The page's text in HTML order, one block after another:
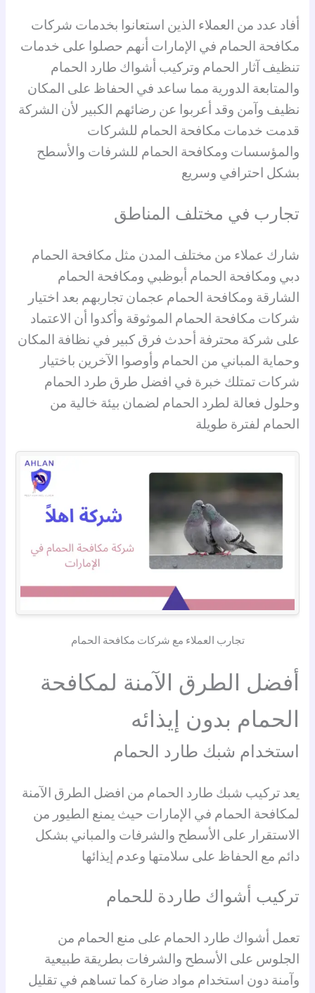
أفاد عدد من العملاء الذين استعانوا بخدمات شركات
مكافحة الحمام في الإمارات أنهم حصلوا على خدمات
تنظيف آثار الحمام وتركيب أشواك طارد الحمام
والمتابعة الدورية مما ساعد في الحفاظ على المكان
نظيف وآمن وقد أعربوا عن رضائهم الكبير لأن الشركة
قدمت خدمات مكافحة الحمام للشركات
والمؤسسات ومكافحة الحمام للشرفات والأسطح
بشكل احترافي وسريع
تجارب في مختلف المناطق
شارك عملاء من مختلف المدن مثل مكافحة الحمام
دبي ومكافحة الحمام أبوظبي ومكافحة الحمام
الشارقة ومكافحة الحمام عجمان تجاربهم بعد اختيار
شركات مكافحة الحمام الموثوقة وأكدوا أن الاعتماد
على شركة محترفة أحدث فرق كبير في نظافة المكان
وحماية المباني من الحمام وأوصوا الآخرين باختيار
شركات تمتلك خبرة في افضل طرق طرد الحمام
وحلول فعالة لطرد الحمام لضمان بيئة خالية من
الحمام لفترة طويلة
تجارب العملاء مع شركات مكافحة الحمام
أفضل الطرق الآمنة لمكافحة
الحمام بدون إيذائه
استخدام شبك طارد الحمام
يعد تركيب شبك طارد الحمام من افضل الطرق الآمنة
لمكافحة الحمام في الإمارات حيث يمنع الطيور من
الاستقرار على الأسطح والشرفات والمباني بشكل
دائم مع الحفاظ على سلامتها وعدم إيذائها
تركيب أشواك طاردة للحمام
تعمل أشواك طارد الحمام على منع الحمام من
الجلوس على الأسطح والشرفات بطريقة طبيعية
وآمنة دون استخدام مواد ضارة كما تساهم في تقليل